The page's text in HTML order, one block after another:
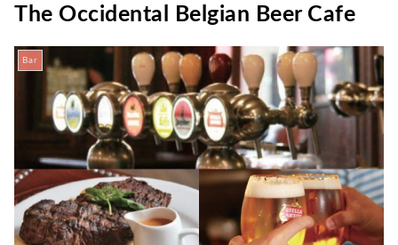
The Occidental Belgian Beer Cafe
Bar